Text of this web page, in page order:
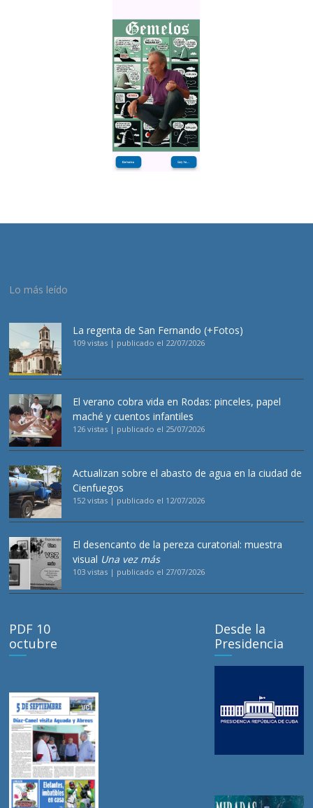
Lo más leído
La regenta de San Fernando (+Fotos)
109 vistas | publicado el 22/07/2026
El verano cobra vida en Rodas: pinceles, papel
maché y cuentos infantiles
126 vistas | publicado el 25/07/2026
Actualizan sobre el abasto de agua en la ciudad de
Cienfuegos
152 vistas | publicado el 12/07/2026
El desencanto de la pereza curatorial: muestra
visual Una vez más
103 vistas | publicado el 27/07/2026
PDF 10
octubre
Desde la
Presidencia